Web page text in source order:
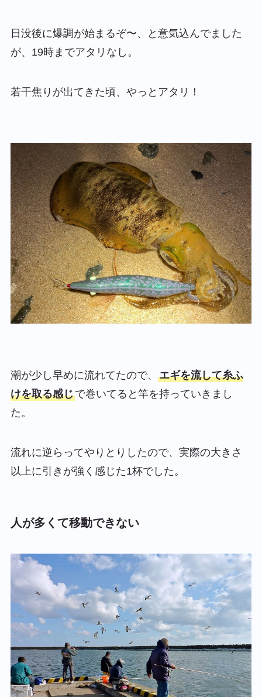
日没後に爆調が始まるぞ〜、と意気込んでました
が、19時までアタリなし。
若干焦りが出てきた頃、やっとアタリ！
潮が少し早めに流れてたので、 エギを流して糸ふ
けを取る感じで巻いてると竿を持っていきまし
た。
流れに逆らってやりとりしたので、実際の大きさ
以上に引きが強く感じた1杯でした。
人が多くて移動できない